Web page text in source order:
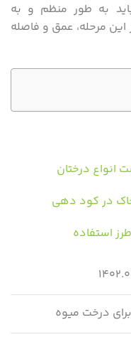
به طور منظم و به
مرحله، عمق و فاصله
درخت میوه